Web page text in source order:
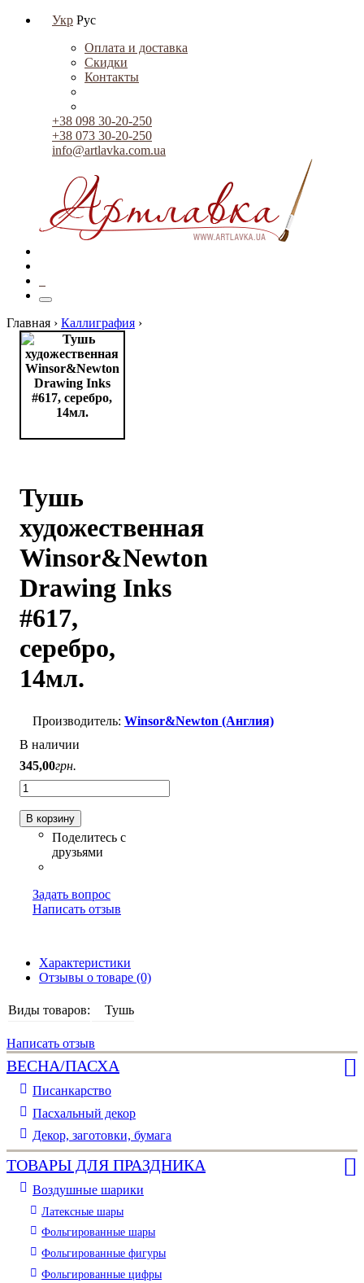
Укр Рус
Оплата и доставка
Скидки
Контакты
+38 098 30-20-250
+38 073 30-20-250
info@artlavka.com.ua
Главная › Каллиграфия ›
Тушь
художественная
Winsor&Newton
Drawing Inks
#617,
серебро,
14мл.
Winsor&Newton (Англия)
В наличии
345,00грн.
В корзину
Задать вопрос
Написать отзыв
Характеристики
Отзывы о товаре (0)
Виды товаров: Тушь
Написать отзыв
ВЕСНА/ПАСХА
Писанкарство
Пасхальный декор
Декор, заготовки, бумага
ТОВАРЫ ДЛЯ ПРАЗДНИКА
Воздушные шарики
Латексные шары
Фольгированные шары
Фольгированные фигуры
Фольгированные цифры